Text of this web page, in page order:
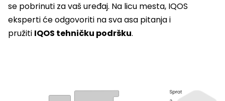
se pobrinuti za vaš uređaj. Na licu mesta, IQOS
eksperti će odgovoriti na sva asa pitanja i
pružiti IQOS tehničku podršku.